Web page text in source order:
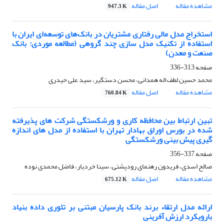
مشاهده مقاله
اصل مقاله 947.3 K
استخراج مدل مالی رفتاری مشتریان در بانک‌های توسعه‌ای ایران با
استفاده از تکنیک مدل سازی چند گروهی (مطالعه موردی: بانک
صنعت و معدن)
صفحه313-336
محمد حسین لطف اله همدانی، محسن دستگیر، سید علی حیدری
مشاهده مقاله
اصل مقاله 760.84 K
تبین ارتباط بین محافظه کاری و ورشکستگی شرکت های پذیرفته
شده در بورس اوراق بهادار تهران با استفاده از مدل های اندازه
گیری پیش بینی ورشکستگی
صفحه337-356
صالح اسدی، فریدون رهنمای رودپشتی، سینا خردیار، فاضل محمدی نوده
مشاهده مقاله
اصل مقاله 675.12 K
ارائه مدل ارتقاء برند بانک پارسیان مبتنی بر تئوری داده بنیاد
بارویکرد ارزش آفرینی